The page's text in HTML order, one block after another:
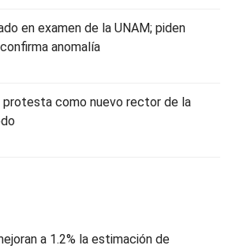
en examen de la UNAM; piden
anomalía
protesta como nuevo rector de la
a 1.2% la estimación de